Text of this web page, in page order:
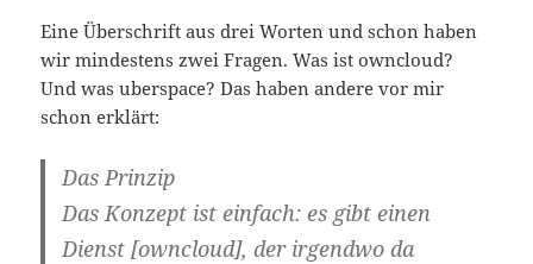
Eine Überschrift aus drei Worten und schon haben
wir mindestens zwei Fragen. Was ist owncloud?
Und was uberspace? Das haben andere vor mir
schon erklärt:
Das Prinzip
Das Konzept ist einfach: es gibt einen
Dienst [owncloud], der irgendwo da